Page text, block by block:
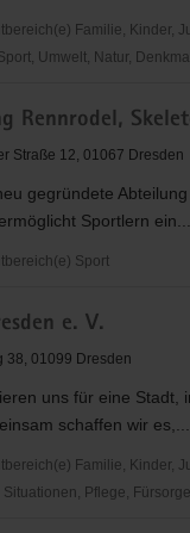
Familie, Kinder,
Umwelt, Natur,
Rennrodel,
Straße 12, 01067 Dresden
gegründete
Sportlern ein...
Sport
e. V.
38, 01099 Dresden
uns für eine Stadt,
schaffen wir es,...
Familie, Kinder,
Situationen, Pflege,